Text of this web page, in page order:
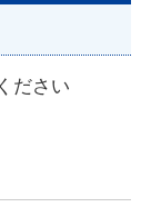
ださい